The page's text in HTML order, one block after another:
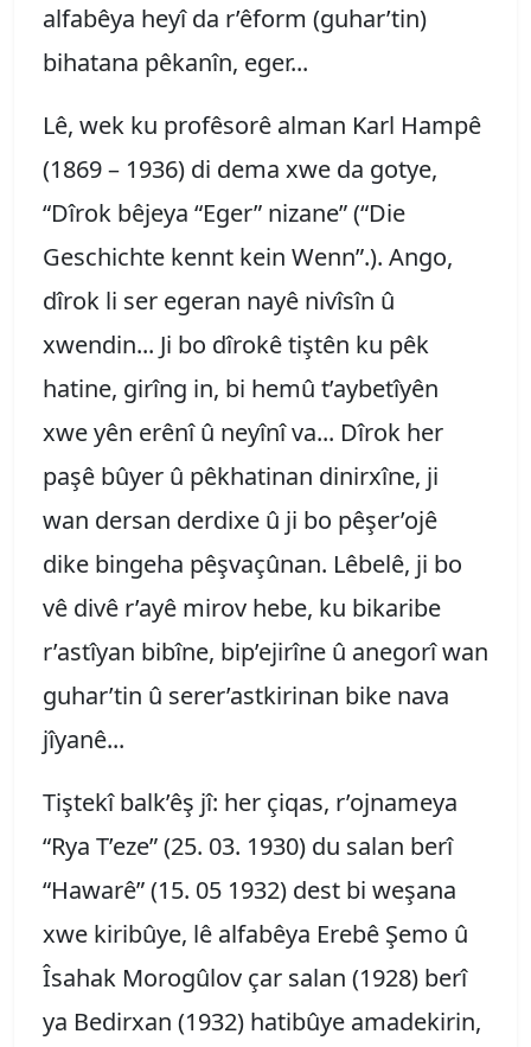
alfabêya heyî da r’êform (guhar’tin)
bihatana pêkanîn, eger...
Lê, wek ku profêsorê alman Karl Hampê
(1869 – 1936) di dema xwe da gotye,
“Dîrok bêjeya “Eger” nizane” (“Die
Geschichte kennt kein Wenn”.). Ango,
dîrok li ser egeran nayê nivîsîn û
xwendin... Ji bo dîrokê tiştên ku pêk
hatine, girîng in, bi hemû t’aybetîyên
xwe yên erênî û neyînî va... Dîrok her
paşê bûyer û pêkhatinan dinirxîne, ji
wan dersan derdixe û ji bo pêşer’ojê
dike bingeha pêşvaçûnan. Lêbelê, ji bo
vê divê r’ayê mirov hebe, ku bikaribe
r’astîyan bibîne, bip’ejirîne û anegorî wan
guhar’tin û serer’astkirinan bike nava
jîyanê...
Tiştekî balk’êş jî: her çiqas, r’ojnameya
“Rya T’eze” (25. 03. 1930) du salan berî
“Hawarê” (15. 05 1932) dest bi weşana
xwe kiribûye, lê alfabêya Erebê Şemo û
Îsahak Morogûlov çar salan (1928) berî
ya Bedirxan (1932) hatibûye amadekirin,